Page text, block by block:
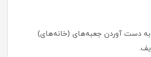
دست آوردن جعبه‌های (خانه‌های)